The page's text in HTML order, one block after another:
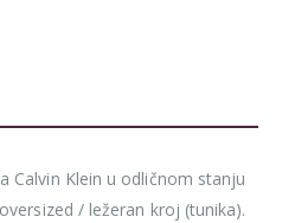
Calvin Klein u odličnom stanju
/ ležeran kroj (tunika).